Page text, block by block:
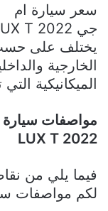
سعر سيارة ام
جي T 2022
يختلف على حسب
الخارجية
الميكانيكية التي
مواصفات
LUX T 2022
فيما يلي من
لكم مواصفات